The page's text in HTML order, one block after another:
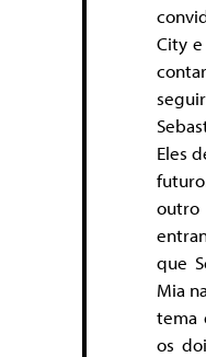
City
Eles
que
Mia
tema
os